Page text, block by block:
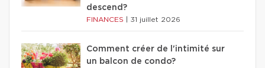
descend?
FINANCES 31 juillet 2026
Comment créer de l'intimité sur
un balcon de condo?